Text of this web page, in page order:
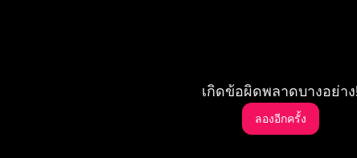
เกิดข้อผิดพลาดบางอย่า
ลองอีกครั้ง